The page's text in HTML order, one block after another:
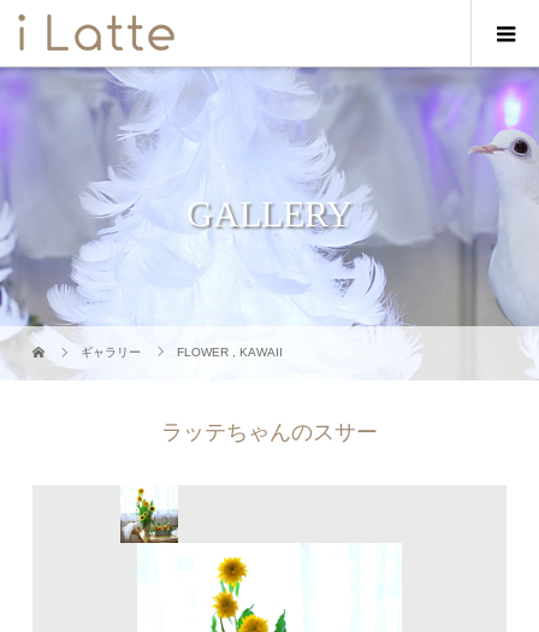
GALLERY
ギャラリー FLOWER ,KAWAII
ラッテちゃんのスサー